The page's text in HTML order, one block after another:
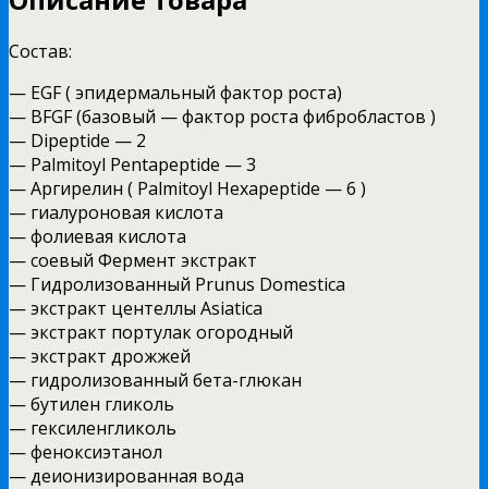
Состав:
— EGF ( эпидермальный фактор роста)
— BFGF (базовый — фактор роста фибробластов )
— Dipeptide — 2
— Palmitoyl Pentapeptide — 3
— Аргирелин ( Palmitoyl Hexapeptide — 6 )
— гиалуроновая кислота
— фолиевая кислота
— соевый Фермент экстракт
— Гидролизованный Prunus Domestica
— экстракт центеллы Asiatica
— экстракт портулак огородный
— экстракт дрожжей
— гидролизованный бета-глюкан
— бутилен гликоль
— гексиленгликоль
— феноксиэтанол
— деионизированная вода